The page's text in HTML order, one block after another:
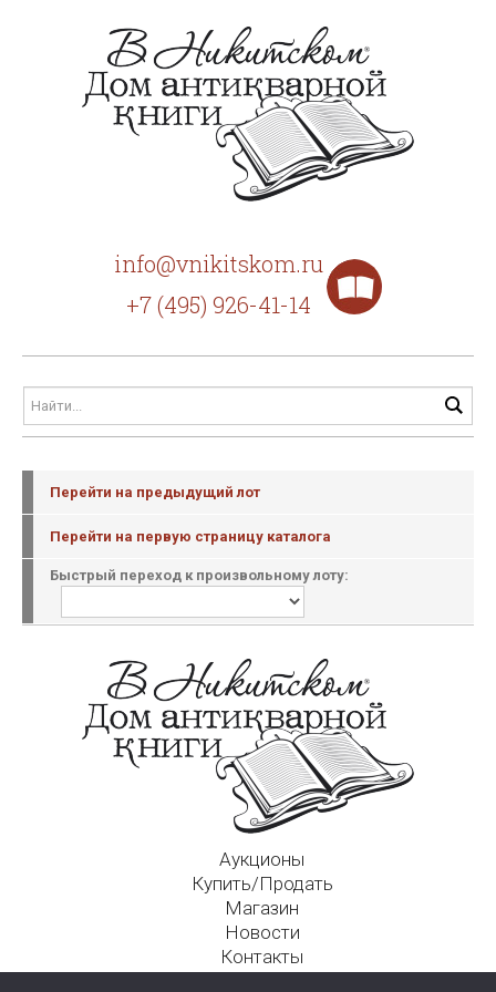
info@vnikitskom.ru
+7 (495) 926-41-14
Перейти на предыдущий лот
Перейти на первую страницу каталога
Быстрый переход к произвольному лоту:
Аукционы
Купить/Продать
Магазин
Новости
Контакты